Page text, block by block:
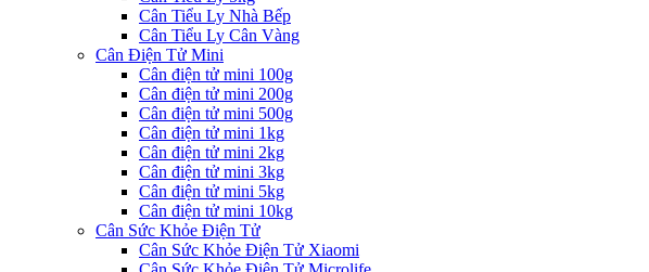
Cân Tiểu Ly Nhà Bếp
Cân Tiểu Ly Cân Vàng
Cân Điện Tử Mini
Cân điện tử mini 100g
Cân điện tử mini 200g
Cân điện tử mini 500g
Cân điện tử mini 1kg
Cân điện tử mini 2kg
Cân điện tử mini 3kg
Cân điện tử mini 5kg
Cân điện tử mini 10kg
Cân Sức Khỏe Điện Tử
Cân Sức Khỏe Điện Tử Xiaomi